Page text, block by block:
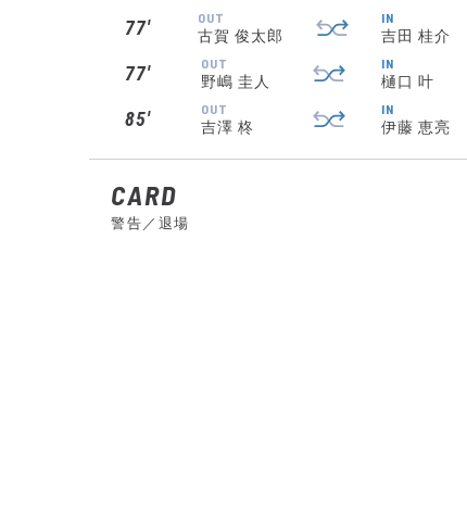
77′ OUT
古賀 俊太郎
IN
吉田 桂介
77′ OUT
野嶋 圭人
IN
樋口 叶
85′ OUT
吉澤 柊
IN
伊藤 恵亮
CARD
警告／退場